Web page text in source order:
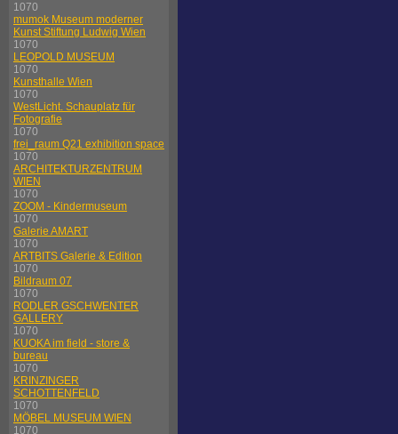
1070
mumok Museum moderner
Kunst Stiftung Ludwig Wien
1070
LEOPOLD MUSEUM
1070
Kunsthalle Wien
1070
WestLicht. Schauplatz für
Fotografie
1070
frei_raum Q21 exhibition space
1070
ARCHITEKTURZENTRUM
WIEN
1070
ZOOM - Kindermuseum
1070
Galerie AMART
1070
ARTBITS Galerie & Edition
1070
Bildraum 07
1070
RODLER GSCHWENTER
GALLERY
1070
KUOKA im field - store &
bureau
1070
KRINZINGER
SCHOTTENFELD
1070
MÖBEL MUSEUM WIEN
1070